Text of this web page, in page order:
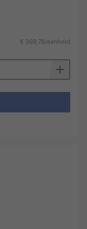
€ 369,78/eenheid